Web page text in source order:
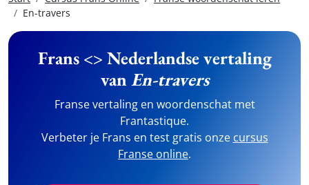
En-travers
Frans <> Nederlandse vertaling
vanEn-travers
Franse vertaling en woordenschat met
Frantastique.
Verbeter je Frans en test gratis onze cursus
Franse online.